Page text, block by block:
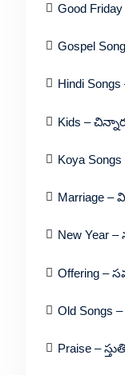
Good
Gospel
Hindi
Kids –
Koya
Marriage
New Year
Offering –
Old Songs
Praise –